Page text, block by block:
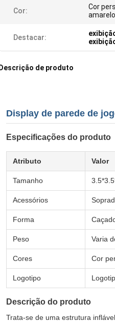
Cor:
Cor
Destacar:
Descrição de produto
Display de parede de
Especificações do produto
Atributo Valor
Tamanho
Acessórios
Forma
Peso Varia
Cores Cor
Logotipo
Descrição do produto
Trata-se de uma estrutura